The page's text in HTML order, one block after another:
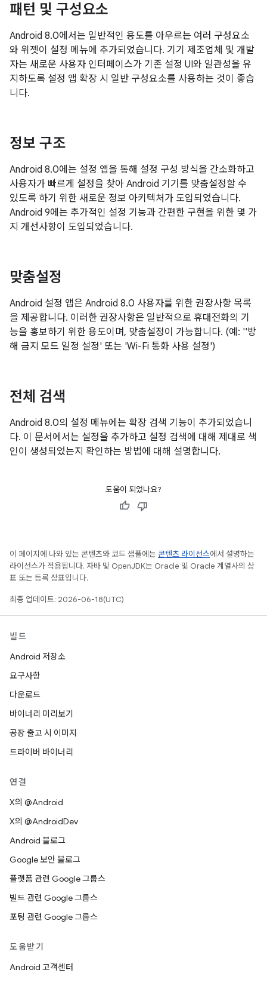
패턴 및 구성요소
Android 8.0에서는 일반적인 용도를 아우르는 여러 구성요소
와 위젯이 설정 메뉴에 추가되었습니다. 기기 제조업체 및 개발
자는 새로운 사용자 인터페이스가 기존 설정 UI와 일관성을 유
지하도록 설정 앱 확장 시 일반 구성요소를 사용하는 것이 좋습
니다.
정보 구조
Android 8.0에는 설정 앱을 통해 설정 구성 방식을 간소화하고
사용자가 빠르게 설정을 찾아 Android 기기를 맞춤설정할 수
있도록 하기 위한 새로운 정보 아키텍처가 도입되었습니다.
Android 9에는 추가적인 설정 기능과 간편한 구현을 위한 몇 가
지 개선사항이 도입되었습니다.
맞춤설정
Android 설정 앱은 Android 8.0 사용자를 위한 권장사항 목록
을 제공합니다. 이러한 권장사항은 일반적으로 휴대전화의 기
능을 홍보하기 위한 용도이며, 맞춤설정이 가능합니다. (예: ''방
해 금지 모드 일정 설정' 또는 'Wi-Fi 통화 사용 설정')
전체 검색
Android 8.0의 설정 메뉴에는 확장 검색 기능이 추가되었습니
다. 이 문서에서는 설정을 추가하고 설정 검색에 대해 제대로 색
인이 생성되었는지 확인하는 방법에 대해 설명합니다.
도움이 되었나요?
이 페이지에 나와 있는 콘텐츠와 코드 샘플에는 콘텐츠 라이선스에서 설명하는
라이선스가 적용됩니다. 자바 및 OpenJDK는 Oracle 및 Oracle 계열사의 상
표 또는 등록 상표입니다.
최종 업데이트: 2026-06-18(UTC)
빌드
Android 저장소
요구사항
다운로드
바이너리 미리보기
공장 출고 시 이미지
드라이버 바이너리
연결
X의 @Android
X의 @AndroidDev
Android 블로그
Google 보안 블로그
플랫폼 관련 Google 그룹스
빌드 관련 Google 그룹스
포팅 관련 Google 그룹스
도움받기
Android 고객센터